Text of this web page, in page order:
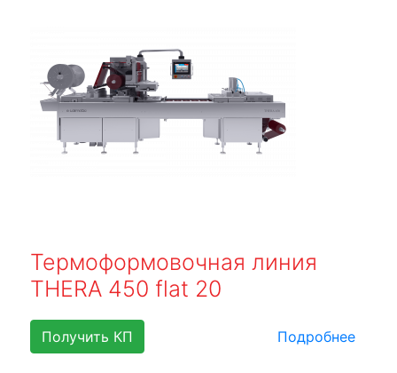
Термоформовочная линия
THERA 450 flat 20
Получить КП Подробнее